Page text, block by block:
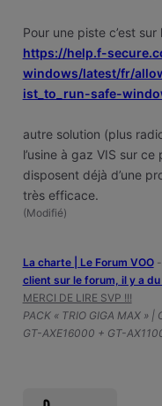
Pour une piste c’est sur
https://help.f-
windows/latest/fr/
ist_to_run-safe-
autre solution (plus
l’usine à gaz VIS sur
disposent déjà d’une
très efficace.
(Modifié)
La charte | Le Forum VOO-
client sur le forum, il y a
MERCI DE LIRE SVP !!!
PACK « TRIO GIGA MAX »
GT-AXE16000 + GT-